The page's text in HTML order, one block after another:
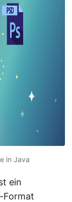
in Java
ein
Format